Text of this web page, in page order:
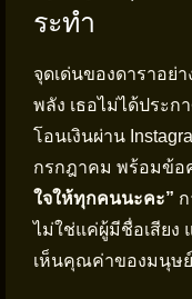
ระทำ
จุดเด่นของดาราอย่
พลัง เธอไม่ได้ประ
โอนเงินผ่าน
กรกฎาคม พร้อมข้อ
ใจให้ทุกคนนะคะ”
ไม่ใช่แค่ผู้มีชื่อเสียง
เห็นคุณค่าของมนุษ